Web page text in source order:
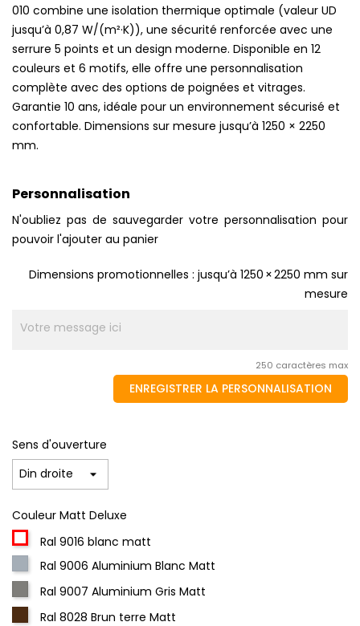
010 combine une isolation thermique optimale (valeur UD
jusqu’à 0,87 W/(m²·K)), une sécurité renforcée avec une
serrure 5 points et un design moderne. Disponible en 12
couleurs et 6 motifs, elle offre une personnalisation
complète avec des options de poignées et vitrages.
Garantie 10 ans, idéale pour un environnement sécurisé et
confortable. Dimensions sur mesure jusqu’à 1250 × 2250
mm.
Personnalisation
N'oubliez pas de sauvegarder votre personnalisation pour
pouvoir l'ajouter au panier
Dimensions promotionnelles : jusqu’à 1250 × 2250 mm sur
mesure
250 caractères max
ENREGISTRER LA PERSONNALISATION
Sens d'ouverture
Couleur Matt Deluxe
Ral 9016 blanc matt
Ral 9006 Aluminium Blanc Matt
Ral 9007 Aluminium Gris Matt
Ral 8028 Brun terre Matt